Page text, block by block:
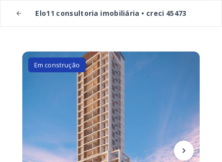
Elo11 consultoria imobiliária • creci 45473
Em construção